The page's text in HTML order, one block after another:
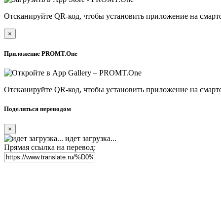
Отсканируйте QR-код, чтобы установить приложение на
×
Приложение PROMT.One
Отсканируйте QR-код, чтобы установить приложение на
Поделиться переводом
×
идет загрузка...
Прямая ссылка на перевод: